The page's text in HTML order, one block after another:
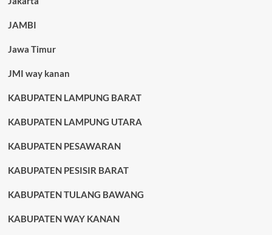
JAMBI
Jawa Timur
JMI way kanan
KABUPATEN LAMPUNG BARAT
KABUPATEN LAMPUNG UTARA
KABUPATEN PESAWARAN
KABUPATEN PESISIR BARAT
KABUPATEN TULANG BAWANG
KABUPATEN WAY KANAN